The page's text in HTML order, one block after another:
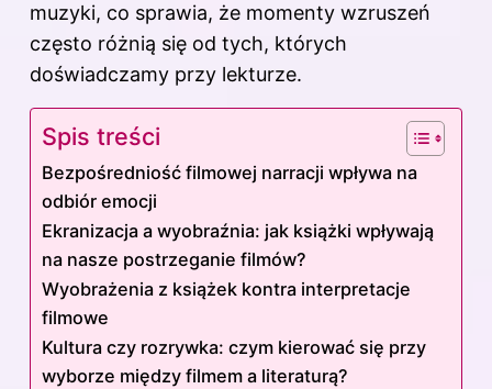
muzyki, co sprawia, że momenty wzruszeń
często różnią się od tych, których
doświadczamy przy lekturze.
Spis treści
Bezpośredniość filmowej narracji wpływa na
odbiór emocji
Ekranizacja a wyobraźnia: jak książki wpływają
na nasze postrzeganie filmów?
Wyobrażenia z książek kontra interpretacje
filmowe
Kultura czy rozrywka: czym kierować się przy
wyborze między filmem a literaturą?